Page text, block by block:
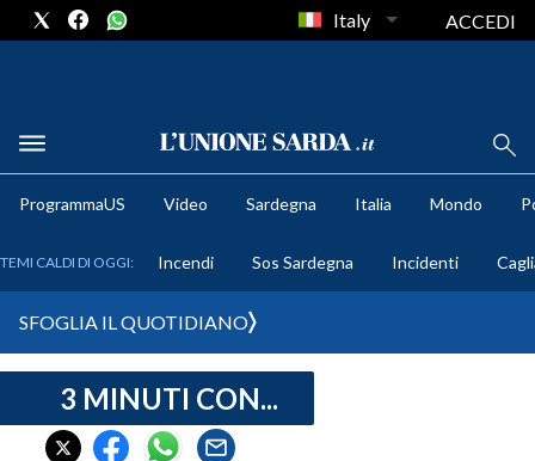
METEO
CRONACA SARDEGNA
CAGLIARI
Italy ACCEDI
ProgrammaUS Video Sardegna Italia Mondo
TEMI CALDI DI OGGI: Incendi Sos Sardegna Incidenti
SFOGLIA IL QUOTIDIANO
3 MINUTI CON...